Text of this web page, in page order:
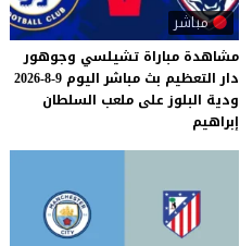
مباشر
مشاهدة مباراة تشيلسي وجوهور
دار التعظيم بث مباشر اليوم 9-8-2026
ودية البلوز على ملعب السلطان
إبراهيم